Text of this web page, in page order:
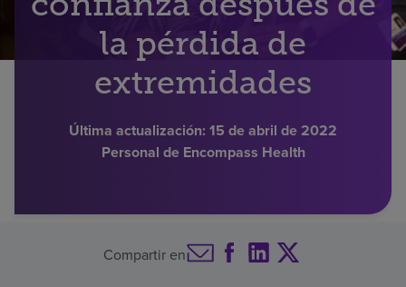
Buscar un centrola pérdida de
extremidades
Última actualización: 15 de abril de 2022
Personal de Encompass Health
Compartir en